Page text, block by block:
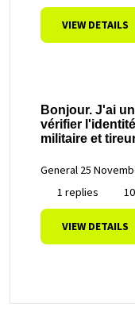
VIEW DETAILS
Bonjour. J'ai
vérifier
militaire et
General 25
1 replies
VIEW DETAILS